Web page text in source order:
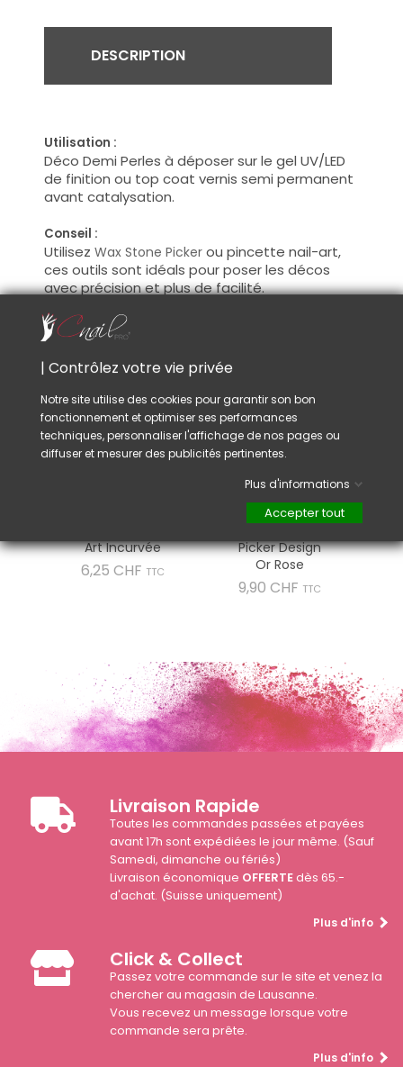
DESCRIPTION
Utilisation :
Déco Demi Perles à déposer sur le gel UV/LED
de finition ou top coat vernis semi permanent
avant catalysation.
Conseil :
UtilisezWax Stone Picker ou pincette nail-art,
ces outils sont idéals pour poser les décos
avec précision et plus de facilité.
Art Incurvée
6,25 CHF Prix
TTC
Picker Design
Or Rose
9,90 CHF Prix
TTC
Livraison Rapide
Toutes les commandes passées et payées
avant 17h sont expédiées le jour même. (Sauf
Samedi, dimanche ou fériés)
Livraison économique OFFERTEdès 65.-
d'achat. (Suisse uniquement)
Plus d'info
Click & Collect
Passez votre commande sur le site et venez la
chercher au magasin de Lausanne.
Vous recevez un message lorsque votre
commande sera prête.
Plus d'info
| Contrôlez votre vie privée
Notre site utilise des cookies pour garantir son bon
fonctionnement et optimiser ses performances
techniques, personnaliser l'affichage de nos pages ou
diffuser et mesurer des publicités pertinentes.
Plus d'informations
Accepter tout